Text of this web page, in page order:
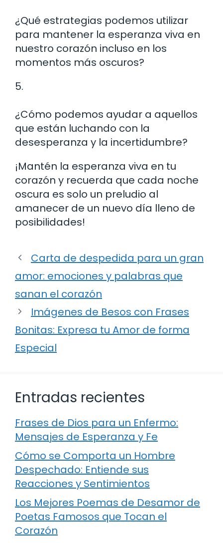
¿Qué estrategias podemos utilizar
para mantener la esperanza viva en
nuestro corazón incluso en los
momentos más oscuros?
5.
¿Cómo podemos ayudar a aquellos
que están luchando con la
desesperanza y la incertidumbre?
¡Mantén la esperanza viva en tu
corazón y recuerda que cada noche
oscura es solo un preludio al
amanecer de un nuevo día lleno de
posibilidades!
Carta de despedida para un gran
amor: emociones y palabras que
sanan el corazón
Imágenes de Besos con Frases
Bonitas: Expresa tu Amor de forma
Especial
Entradas recientes
Frases de Dios para un Enfermo:
Mensajes de Esperanza y Fe
Cómo se Comporta un Hombre
Despechado: Entiende sus
Reacciones y Sentimientos
Los Mejores Poemas de Desamor de
Poetas Famosos que Tocan el
Corazón